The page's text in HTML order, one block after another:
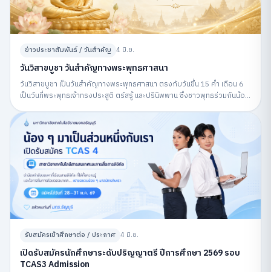
ข่าวประชาสัมพันธ์ / วันสำคัญ 4 มิ.ย.
วันวิสาขบูชา วันสำคัญทางพระพุทธศาสนา
วันวิสาขบูชา เป็นวันสำคัญทางพระพุทธศาสนา ตรงกับวันขึ้น 15 ค่ำ เดือน 6
เป็นวันที่พระพุทธเจ้าทรงประสูติ ตรัสรู้ และปรินิพพาน ซึ่งชาวพุทธร่วมกันน้อม
รับสมัครเข้าศึกษาต่อ / ประกาศ 4 มิ.ย.
เปิดรับสมัครนักศึกษาระดับปริญญาตรี ปีการศึกษา 2569 รอบ
TCAS3 Admission